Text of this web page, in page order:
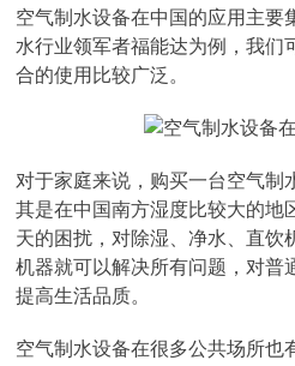
空气制水设备在中国的应用主要
水行业领军者福能达为例，我们
合的使用比较广泛。
对于家庭来说，购买一台空气制
其是在中国南方湿度比较大的地
天的困扰，对除湿、净水、直饮
机器就可以解决所有问题，对普
提高生活品质。
空气制水设备在很多公共场所也